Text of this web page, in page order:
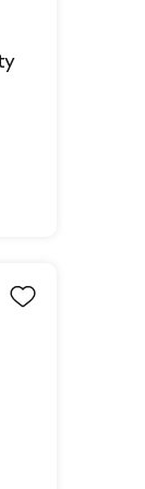
à 5,70 €